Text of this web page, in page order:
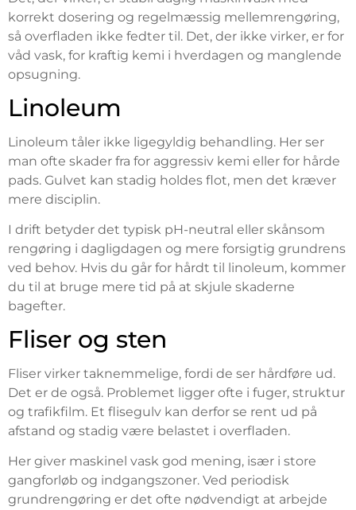
korrekt dosering og regelmæssig mellemrengøring,
så overfladen ikke fedter til. Det, der ikke virker, er for
våd vask, for kraftig kemi i hverdagen og manglende
opsugning.
Linoleum
Linoleum tåler ikke ligegyldig behandling. Her ser
man ofte skader fra for aggressiv kemi eller for hårde
pads. Gulvet kan stadig holdes flot, men det kræver
mere disciplin.
I drift betyder det typisk pH-neutral eller skånsom
rengøring i dagligdagen og mere forsigtig grundrens
ved behov. Hvis du går for hårdt til linoleum, kommer
du til at bruge mere tid på at skjule skaderne
bagefter.
Fliser og sten
Fliser virker taknemmelige, fordi de ser hårdføre ud.
Det er de også. Problemet ligger ofte i fuger, struktur
og trafikfilm. Et flisegulv kan derfor se rent ud på
afstand og stadig være belastet i overfladen.
Her giver maskinel vask god mening, især i store
gangforløb og indgangszoner. Ved periodisk
grundrengøring er det ofte nødvendigt at arbejde